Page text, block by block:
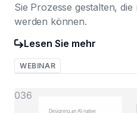
Sie Prozesse gestalten,
werden können.
Lesen Sie mehr
WEBINAR
036